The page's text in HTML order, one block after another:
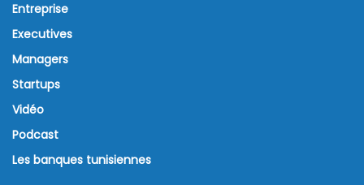
Entreprise
Executives
Managers
Startups
Vidéo
Podcast
Les banques tunisiennes